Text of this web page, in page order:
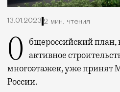
13.01.2023 2 мин. чтения
Общероссийский план, который предполагает активное
многоэтажек, уже принят
России.